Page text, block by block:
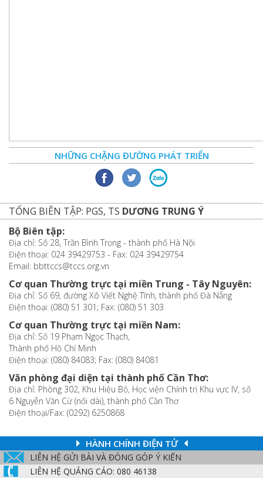
NHỮNG CHẶNG ĐƯỜNG PHÁT TRIỂN
TỔNG BIÊN TẬP: PGS, TS DƯƠNG TRUNG Ý
Bộ Biên tập:
Địa chỉ: Số 28, Trần Bình Trọng - thành phố Hà Nội
Điện thoại: 024 39429753 - Fax: 024 39429754
Email: bbttccs@tccs.org.vn
Cơ quan Thường trực tại miền Trung - Tây Nguyên:
Địa chỉ: Số 69, đường Xô Viết Nghệ Tĩnh, thành phố Đà Nẵng
Điện thoại: (080) 51 301; Fax: (080) 51 303
Cơ quan Thường trực tại miền Nam:
Địa chỉ: Số 19 Phạm Ngọc Thạch,
Thành phố Hồ Chí Minh
Điện thoại: (080) 84083; Fax: (080) 84081
Văn phòng đại diện tại thành phố Cần Thơ:
Địa chỉ: Phòng 302, Khu Hiệu Bộ, Học viện Chính trị Khu vực IV, số
6 Nguyễn Văn Cừ (nối dài), thành phố Cần Thơ
Điện thoại/Fax: (0292) 6250868
HÀNH CHÍNH ĐIỆN TỬ
LIÊN HỆ GỬI BÀI VÀ ĐÓNG GÓP Ý KIẾN
LIÊN HỆ QUẢNG CÁO: 080 46138